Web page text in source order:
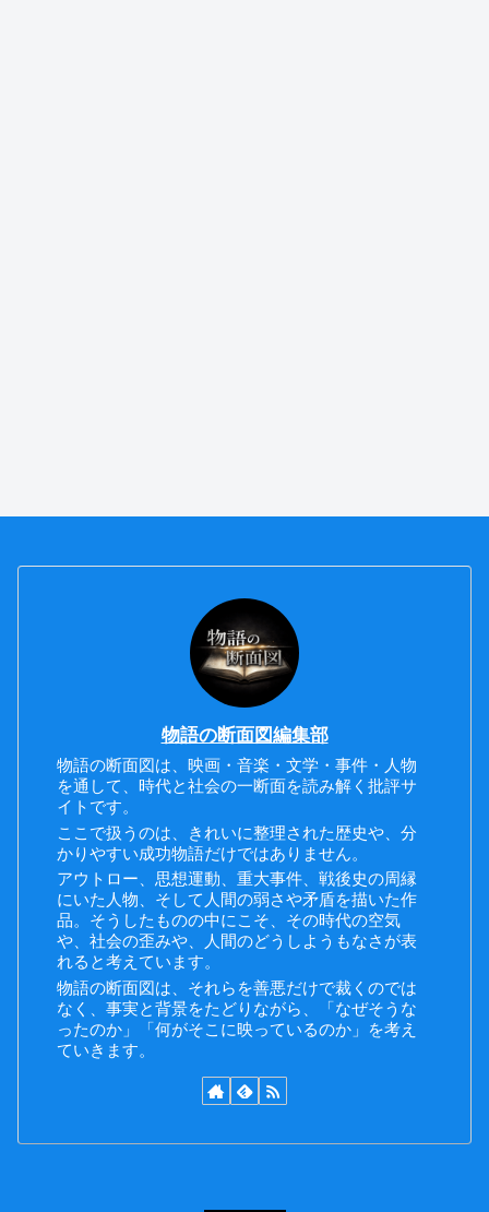
物語の断面図編集部
物語の断面図は、映画・音楽・文学・事件・人物
を通して、時代と社会の一断面を読み解く批評サ
イトです。
ここで扱うのは、きれいに整理された歴史や、分
かりやすい成功物語だけではありません。
アウトロー、思想運動、重大事件、戦後史の周縁
にいた人物、そして人間の弱さや矛盾を描いた作
品。そうしたものの中にこそ、その時代の空気
や、社会の歪みや、人間のどうしようもなさが表
れると考えています。
物語の断面図は、それらを善悪だけで裁くのでは
なく、事実と背景をたどりながら、「なぜそうな
ったのか」「何がそこに映っているのか」を考え
ていきます。